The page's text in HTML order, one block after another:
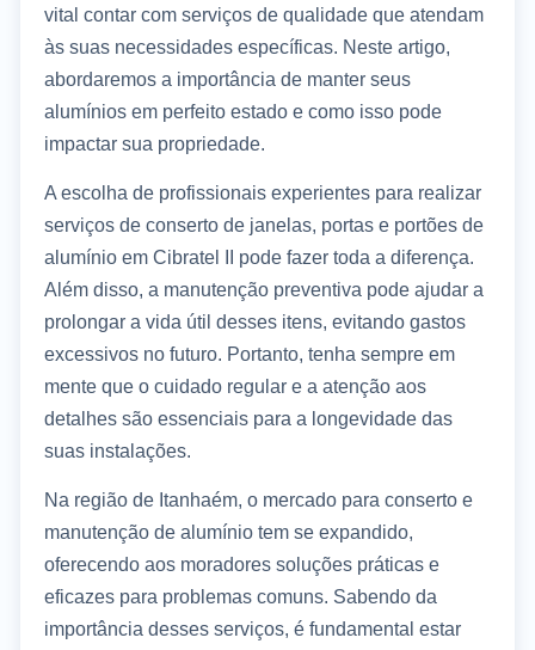
vital contar com serviços de qualidade que atendam
às suas necessidades específicas. Neste artigo,
abordaremos a importância de manter seus
alumínios em perfeito estado e como isso pode
impactar sua propriedade.
A escolha de profissionais experientes para realizar
serviços de conserto de janelas, portas e portões de
alumínio em Cibratel II pode fazer toda a diferença.
Além disso, a manutenção preventiva pode ajudar a
prolongar a vida útil desses itens, evitando gastos
excessivos no futuro. Portanto, tenha sempre em
mente que o cuidado regular e a atenção aos
detalhes são essenciais para a longevidade das
suas instalações.
Na região de Itanhaém, o mercado para conserto e
manutenção de alumínio tem se expandido,
oferecendo aos moradores soluções práticas e
eficazes para problemas comuns. Sabendo da
importância desses serviços, é fundamental estar